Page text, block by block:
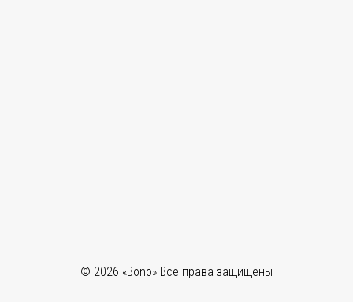
© 2026 «Bono» Все права защищены